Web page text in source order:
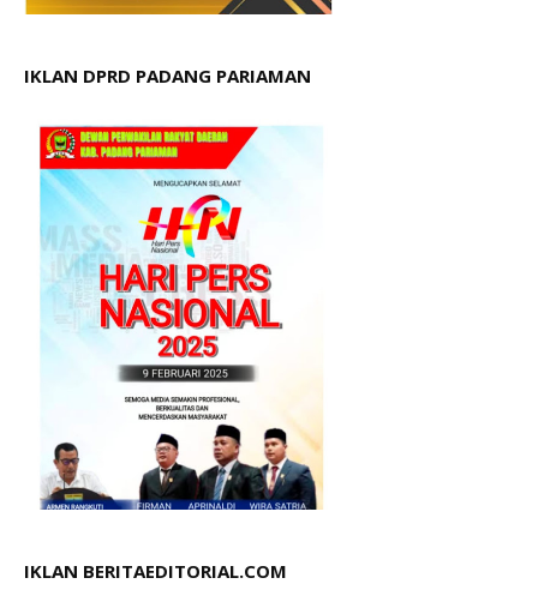
IKLAN DPRD PADANG PARIAMAN
IKLAN BERITAEDITORIAL.COM